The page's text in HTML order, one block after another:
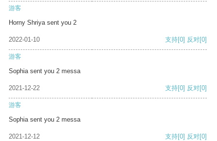
游客
Horny Shriya sent you 2
2022-01-10 支持[0] 反对[0]
游客
Sophia sent you 2 messa
2021-12-22 支持[0] 反对[0]
游客
Sophia sent you 2 messa
2021-12-12 支持[0] 反对[0]